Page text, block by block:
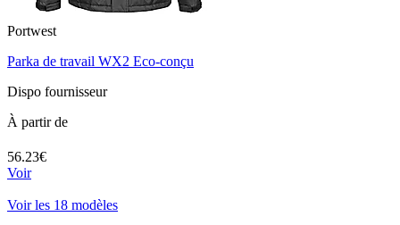
Portwest
Parka de travail WX2 Eco-conçu
Dispo fournisseur
À partir de
56.23€
Voir
Voir les 18 modèles